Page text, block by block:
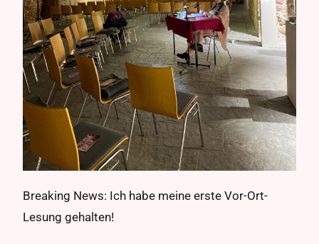
Breaking News: Ich habe meine erste Vor-Ort-
Lesung gehalten!